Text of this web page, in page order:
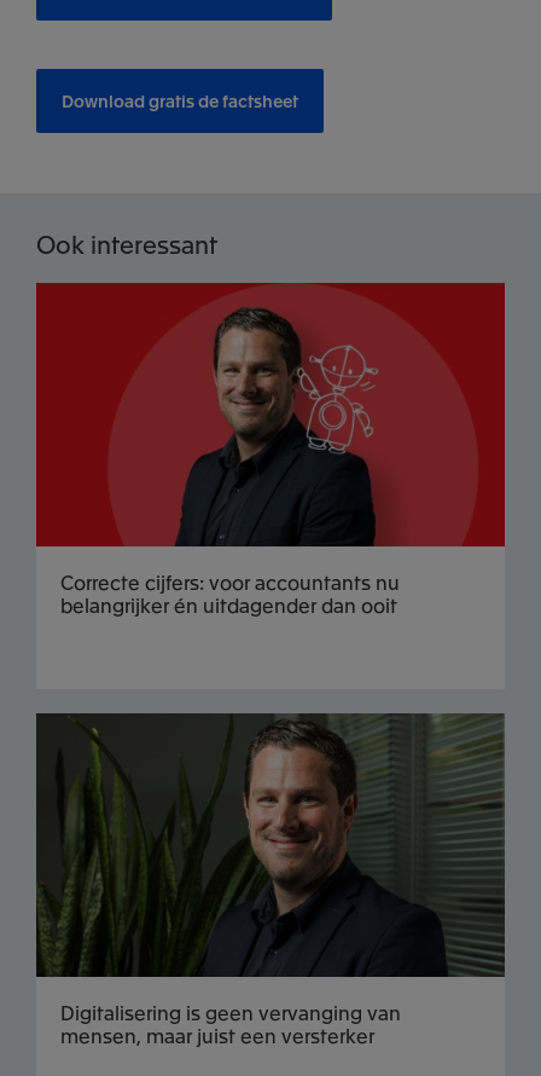
Download gratis de factsheet
Ook interessant
Correcte cijfers: voor accountants nu
belangrijker én uitdagender dan ooit
Digitalisering is geen vervanging van
mensen, maar juist een versterker